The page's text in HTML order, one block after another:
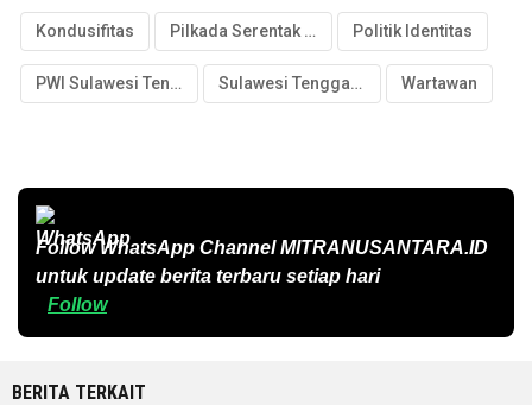
Kondusifitas Pilkada Serentak 2024 Politik Identitas
PWI Sulawesi Tenggara Sulawesi Tenggara Wartawan
Follow WhatsApp ChannelMITRANUSANTARA.ID
untuk update berita terbaru setiap hari
Follow
BERITA TERKAIT